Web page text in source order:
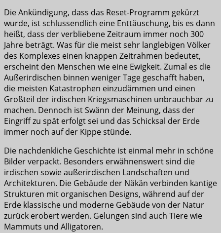
Die Ankündigung, dass das Reset-Programm gekürzt
wurde, ist schlussendlich eine Enttäuschung, bis es dann
heißt, dass der verbliebene Zeitraum immer noch 300
Jahre beträgt. Was für die meist sehr langlebigen Völker
des Komplexes einen knappen Zeitrahmen bedeutet,
erscheint den Menschen wie eine Ewigkeit. Zumal es die
Außerirdischen binnen weniger Tage geschafft haben,
die meisten Katastrophen einzudämmen und einen
Großteil der irdischen Kriegsmaschinen unbrauchbar zu
machen. Dennoch ist Swänn der Meinung, dass der
Eingriff zu spät erfolgt sei und das Schicksal der Erde
immer noch auf der Kippe stünde.
Die nachdenkliche Geschichte ist einmal mehr in schöne
Bilder verpackt. Besonders erwähnenswert sind die
irdischen sowie außerirdischen Landschaften und
Architekturen. Die Gebäude der Näkän verbinden kantige
Strukturen mit organischen Designs, während auf der
Erde klassische und moderne Gebäude von der Natur
zurück erobert werden. Gelungen sind auch Tiere wie
Mammuts und Alligatoren.